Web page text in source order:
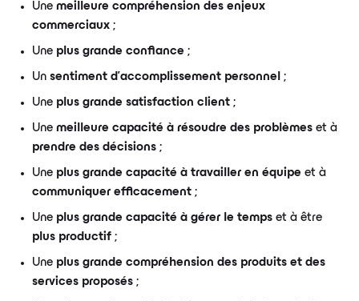
Une meilleure compréhension des enjeux
commerciaux ;
Une plus grande confiance ;
Un sentiment d'accomplissement personnel ;
Une plus grande satisfaction client ;
Une meilleure capacité à résoudre des problèmes et à
prendre des décisions ;
Une plus grande capacité à travailler en équipe et à
communiquer efficacement ;
Une plus grande capacité à gérer le temps et à être
plus productif ;
Une plus grande compréhension des produits et des
services proposés ;